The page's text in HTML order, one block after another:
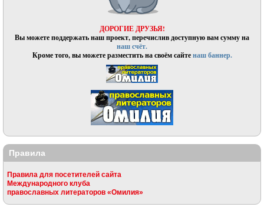
ДОРОГИЕ ДРУЗЬЯ!
Вы можете поддержать наш проект, перечислив доступную вам сумму на
наш счёт.
Кроме того, вы можете разместить на своём сайтенаш баннер.
Правила
Правила для посетителей сайта
Международного клуба
православных литераторов «Омилия»